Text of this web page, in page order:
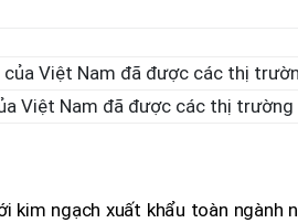
Việt Nam đã được các thị trường
kim ngạch xuất khẩu toàn ngành